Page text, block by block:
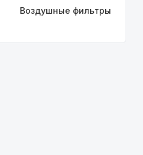
Воздушные фильтры